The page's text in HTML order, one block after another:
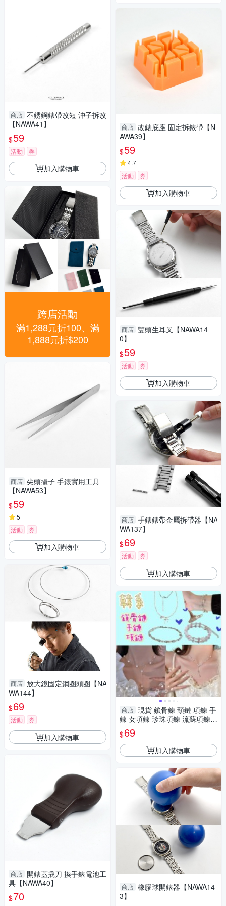
商店 不銹鋼錶帶改短 沖子拆改
【NAWA41】
$59
活動 券
加入購物車
跨店活動
滿1,288元折100、滿
1,888元折$200
商店 尖頭攝子 手錶實用工具
【NAWA53】
$59
5
活動
券
加入購物車
商店 放大鏡固定鋼圈頭圈【NA
WA144】
$69
活動 券
加入購物車
商店 開錶蓋撬刀 換手錶電池工
具【NAWA40】
$70
商店 改錶底座 固定拆錶帶【N
AWA39】
$59
4.7
活動
券
加入購物車
商店 雙頭生耳叉【NAWA14
0】
$59
活動 券
加入購物車
商店 手錶錶帶金屬拆帶器【NA
WA137】
$69
活動 券
加入購物車
商店 現貨 鎖骨鍊 頸鏈 項鍊 手
鍊 女項鍊 珍珠項鍊 流蘇項鍊
鈦鋼項鍊 百搭項鏈 造型項鍊 領
口鍊
$69
加入購物車
商店 橡膠球開錶器【NAWA14
3】